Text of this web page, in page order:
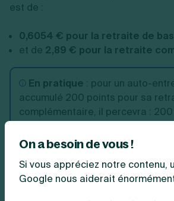
est de :
0,6054 € pour la retraite de
et de 2,89 € pour la retraite
En pratique : pour un auto-
accumulé 200 points pour sa
complémentaire, il percevra : 200
Bon à savoir: la valeur du
On a besoin de vous !
Si vous appréciez notre contenu,
Google nous aiderait